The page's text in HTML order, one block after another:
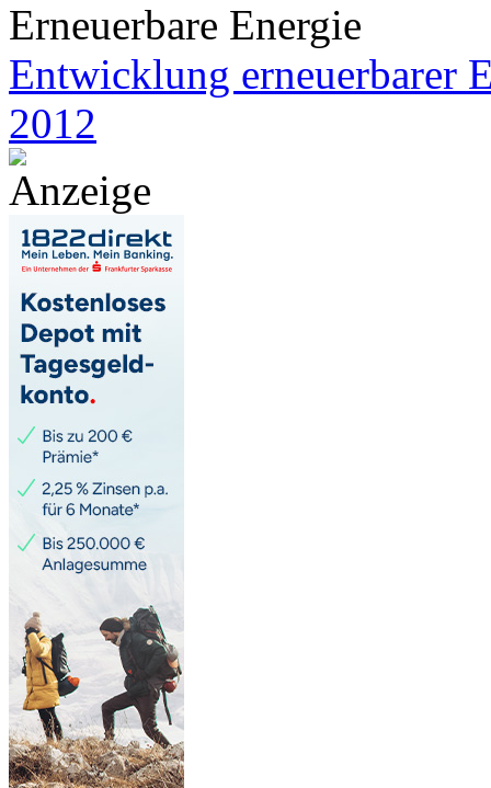
Erneuerbare Energie
Entwicklung erneuerbarer
2012
Anzeige